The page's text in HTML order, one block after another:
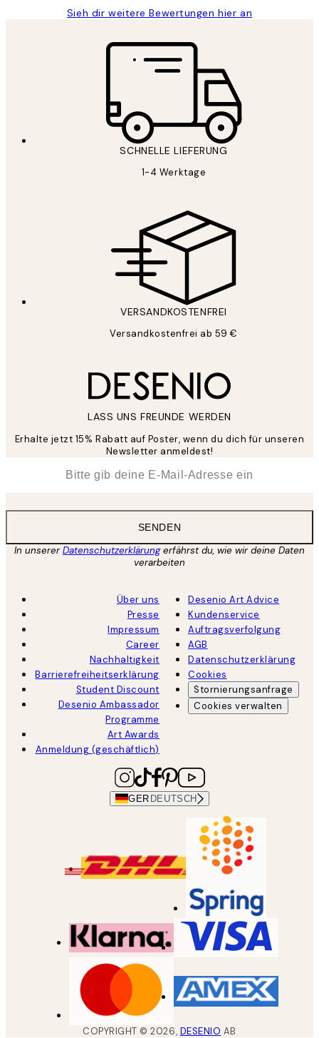
Sieh dir weitere Bewertungen hier an
SCHNELLE LIEFERUNG
1-4 Werktage
VERSANDKOSTENFREI
Versandkostenfrei ab 59 €
LASS UNS FREUNDE WERDEN
Erhalte jetzt 15% Rabatt auf Poster, wenn du dich für unseren
Newsletter anmeldest!
SENDEN
In unsererDatenschutzerklärungerfährst du, wie wir deine Daten
verarbeiten
Über uns
Presse
Impressum
Career
Nachhaltigkeit
Barrierefreiheitserklärung
Student Discount
Desenio Ambassador
Programme
Art Awards
Anmeldung (geschäftlich)
Desenio Art Advice
Kundenservice
Auftragsverfolgung
AGB
Datenschutzerklärung
Cookies
Stornierungsanfrage
Cookies verwalten
GER DEUTSCH
COPYRIGHT ©2026, DESENIO AB